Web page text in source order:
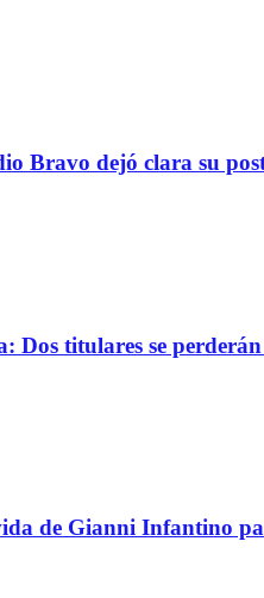
Bravo dejó clara su
Dos titulares se
de Gianni Infantino